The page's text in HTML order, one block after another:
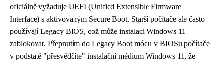
oficiálně vyžaduje UEFI (Unified Extensible Firmware
Interface) s aktivovaným Secure Boot. Starší počítače ale často
používají Legacy BIOS, což může instalaci Windows 11
zablokovat. Přepnutím do Legacy Boot módu v BIOSu počítače
v podstatě "přesvědčíte" instalační médium Windows 11, že